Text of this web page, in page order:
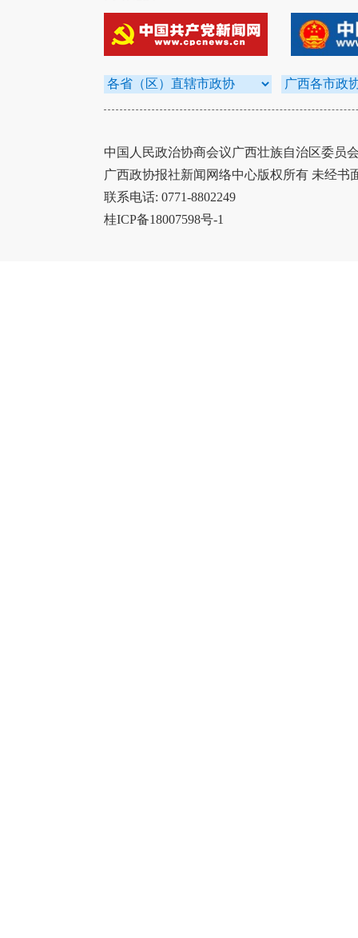
中国人民政治协商会议广西壮族自治区委员
广西政协报社新闻网络中心版权所有 未经书
联系电话: 0771-8802249
桂ICP备18007598号-1